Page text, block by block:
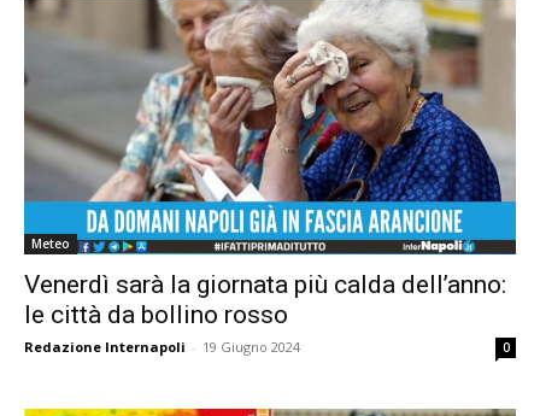
Meteo
Venerdì sarà la giornata più calda dell’anno:
le città da bollino rosso
Redazione Internapoli - 19 Giugno 2024 0